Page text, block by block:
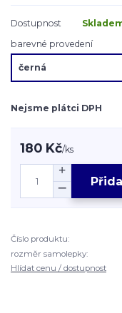
Dostupnost
barevné provedení
Nejsme plátci DPH
180 Kč/ks
Číslo produktu:
rozměr samolepky:
Hlídat cenu / dostupnost